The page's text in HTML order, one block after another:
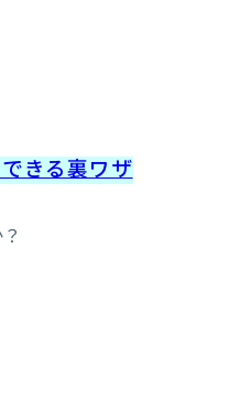
きる裏ワザ